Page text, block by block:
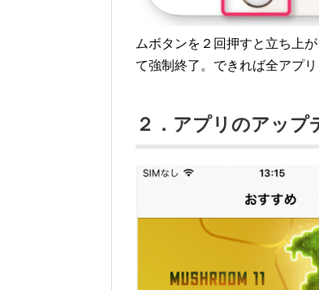
ムボタンを２回押すと立ち上
て強制終了。できれば全アプ
２．アプリのアップ